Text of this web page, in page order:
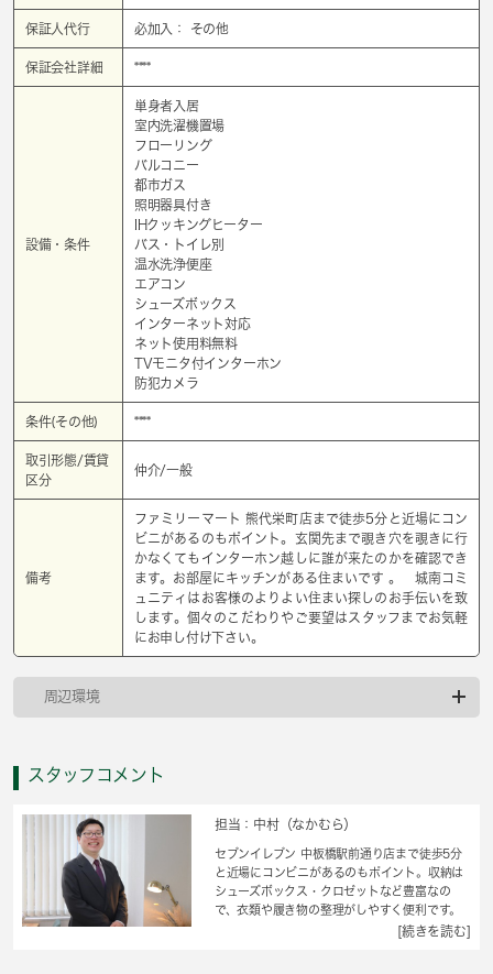
保証人代行 必加入： その他
保証会社詳細 ****
設備・条件
単身者入居
室内洗濯機置場
フローリング
バルコニー
都市ガス
照明器具付き
IHクッキングヒーター
バス・トイレ別
温水洗浄便座
エアコン
シューズボックス
インターネット対応
ネット使用料無料
TVモニタ付インターホン
防犯カメラ
条件(その他) ****
取引形態/賃貸
区分
仲介/一般
備考
ファミリーマート 熊代栄町店まで徒歩5分と近場にコン
ビニがあるのもポイント。玄関先まで覗き穴を覗きに行
かなくてもインターホン越しに誰が来たのかを確認でき
ます。お部屋にキッチンがある住まいです 。 城南コミ
ュニティはお客様のよりよい住まい探しのお手伝いを致
します。個々のこだわりやご要望はスタッフまでお気軽
にお申し付け下さい。
周辺環境
スタッフコメント
担当：中村（なかむら）
セブンイレブン 中板橋駅前通り店まで徒歩5分
と近場にコンビニがあるのもポイント。収納は
シューズボックス・クロゼットなど豊富なの
で、衣類や履き物の整理がしやすく便利です。
玄関先まで覗き穴を覗きに行かなくてもインタ
[続きを読む]